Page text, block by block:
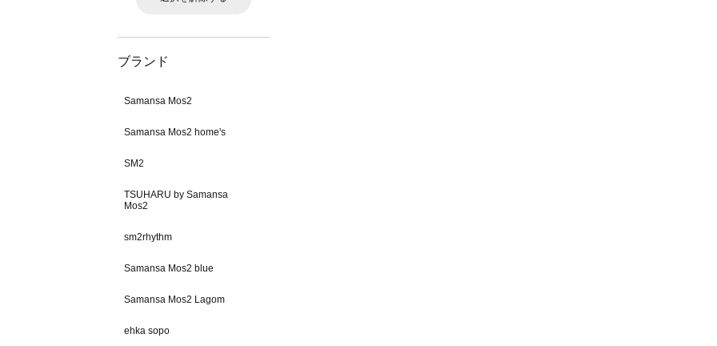
ブランド
Samansa Mos2
Samansa Mos2 home's
SM2
TSUHARU by Samansa
Mos2
sm2rhythm
Samansa Mos2 blue
Samansa Mos2 Lagom
ehka sopo